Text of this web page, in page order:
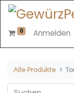
0 Anmelden
Alle Produkte